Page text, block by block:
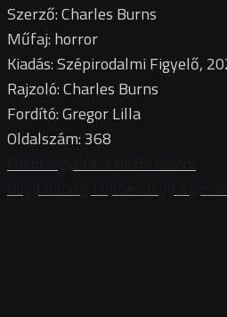
Szerző: Charles Burns
Műfaj: horror
Kiadás: Szépirodalmi Figyelő,
Rajzoló: Charles Burns
Fordító: Gregor Lilla
Oldalszám: 368